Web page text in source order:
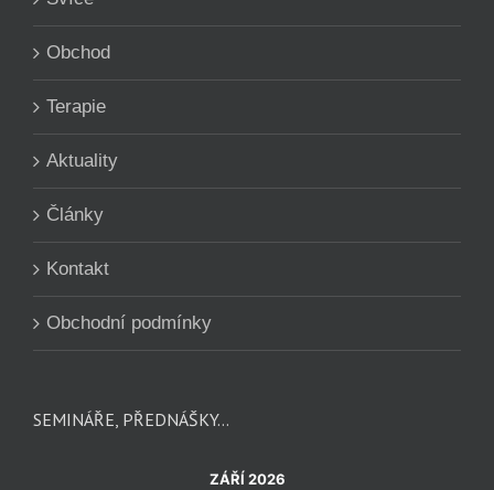
Obchod
Terapie
Aktuality
Články
Kontakt
Obchodní podmínky
SEMINÁŘE, PŘEDNÁŠKY…
ZÁŘÍ 2026